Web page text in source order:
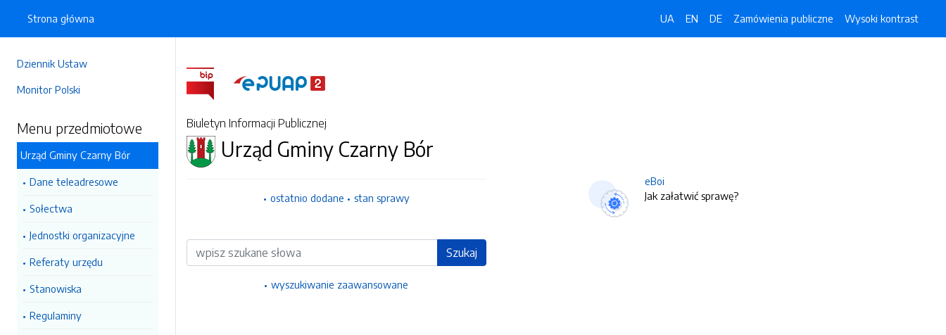
Dziennik Ustaw
Monitor Polski
Menu przedmiotowe
Urząd Gminy Czarny Bór
Dane teleadresowe
Sołectwa
Jednostki organizacyjne
Referaty urzędu
Stanowiska
Regulaminy
Strona główna UA EN DE Zamówienia publiczne Wysoki kontrast
Biuletyn Informacji Publicznej
Urząd Gminy Czarny Bór
ostatnio dodane stan sprawy
Wyszukiwarka Szukaj
wyszukiwanie zaawansowane
eBoi
Jak załatwić sprawę?